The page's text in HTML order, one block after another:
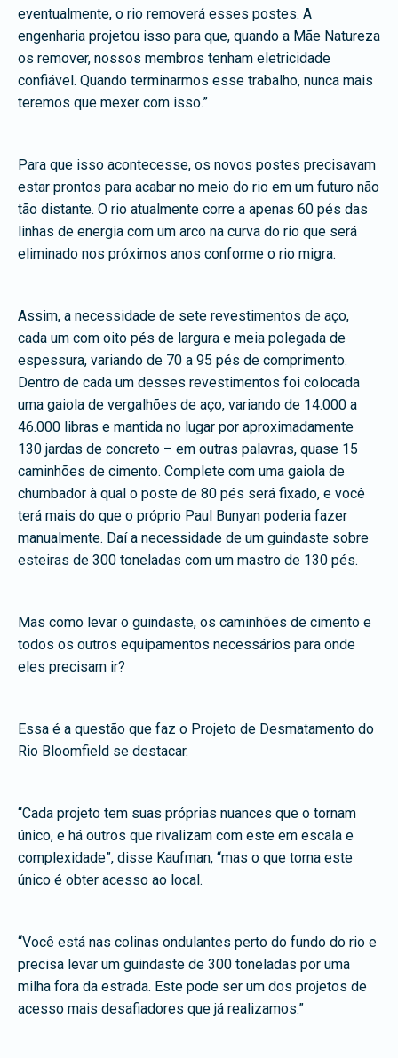
eventualmente, o rio removerá esses postes. A
engenharia projetou isso para que, quando a Mãe Natureza
os remover, nossos membros tenham eletricidade
confiável. Quando terminarmos esse trabalho, nunca mais
teremos que mexer com isso.”
Para que isso acontecesse, os novos postes precisavam
estar prontos para acabar no meio do rio em um futuro não
tão distante. O rio atualmente corre a apenas 60 pés das
linhas de energia com um arco na curva do rio que será
eliminado nos próximos anos conforme o rio migra.
Assim, a necessidade de sete revestimentos de aço,
cada um com oito pés de largura e meia polegada de
espessura, variando de 70 a 95 pés de comprimento.
Dentro de cada um desses revestimentos foi colocada
uma gaiola de vergalhões de aço, variando de 14.000 a
46.000 libras e mantida no lugar por aproximadamente
130 jardas de concreto – em outras palavras, quase 15
caminhões de cimento. Complete com uma gaiola de
chumbador à qual o poste de 80 pés será fixado, e você
terá mais do que o próprio Paul Bunyan poderia fazer
manualmente. Daí a necessidade de um guindaste sobre
esteiras de 300 toneladas com um mastro de 130 pés.
Mas como levar o guindaste, os caminhões de cimento e
todos os outros equipamentos necessários para onde
eles precisam ir?
Essa é a questão que faz o Projeto de Desmatamento do
Rio Bloomfield se destacar.
“Cada projeto tem suas próprias nuances que o tornam
único, e há outros que rivalizam com este em escala e
complexidade”, disse Kaufman, “mas o que torna este
único é obter acesso ao local.
“Você está nas colinas ondulantes perto do fundo do rio e
precisa levar um guindaste de 300 toneladas por uma
milha fora da estrada. Este pode ser um dos projetos de
acesso mais desafiadores que já realizamos.”